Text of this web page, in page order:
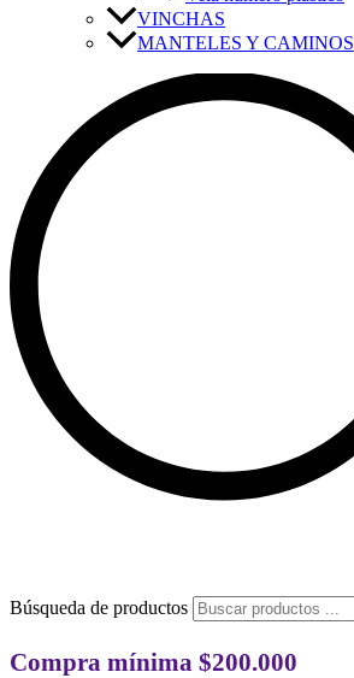
VINCHAS
MANTELES Y CAMINOS
Búsqueda de productos
Compra mínima $200.000